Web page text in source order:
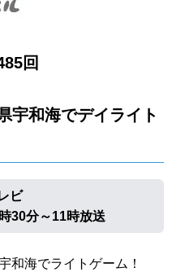
回
宇和海でデイライト
ビ
30分～11時放送
和海でライトゲーム！